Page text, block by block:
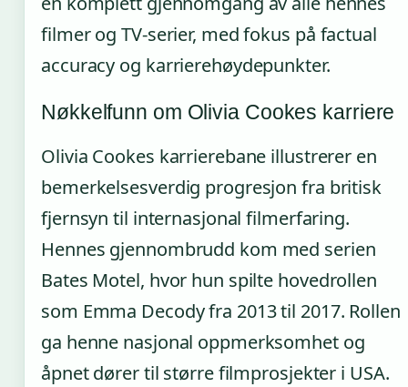
filmer og TV-serier, med fokus på factual
accuracy og karrierehøydepunkter.
Nøkkelfunn om Olivia Cookes karriere
Olivia Cookes karrierebane illustrerer en
bemerkelsesverdig progresjon fra britisk
fjernsyn til internasjonal filmerfaring.
Hennes gjennombrudd kom med serien
Bates Motel, hvor hun spilte hovedrollen
som Emma Decody fra 2013 til 2017. Rollen
ga henne nasjonal oppmerksomhet og
åpnet dører til større filmprosjekter i USA.